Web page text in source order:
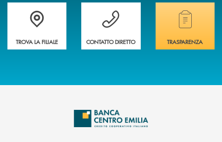
Accedi all' elenco completo delle filiali
TROVA LA FILIALE
Vuoi avere maggiori informazioni sulla
CONTATTO DIRETTO
Hai bisogno di
TRASPARENZA